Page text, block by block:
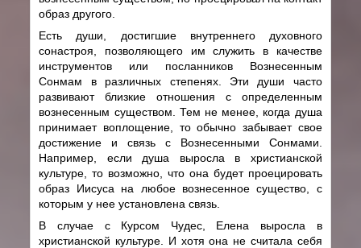
образ другого.
Есть души, достигшие внутреннего духовного
сонастроя, позволяющего им служить в качестве
инструментов или посланников Вознесенным
Сонмам в различных степенях. Эти души часто
развивают близкие отношения с определенным
вознесенным существом. Тем не менее, когда душа
принимает воплощение, то обычно забывает свое
достижение и связь с Вознесенными Сонмами.
Например, если душа выросла в христианской
культуре, то возможно, что она будет проецировать
образ Иисуса на любое вознесенное существо, с
которым у нее установлена связь.
В случае с Курсом Чудес, Елена выросла в
христианской культуре. И хотя она не считала себя